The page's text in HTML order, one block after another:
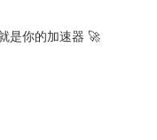
是你的加速器 🚀